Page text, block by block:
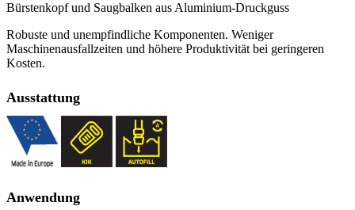
Bürstenkopf und Saugbalken aus Aluminium-Druckguss
Robuste und unempfindliche Komponenten. Weniger
Maschinenausfallzeiten und höhere Produktivität bei geringeren
Kosten.
Ausstattung
Anwendung